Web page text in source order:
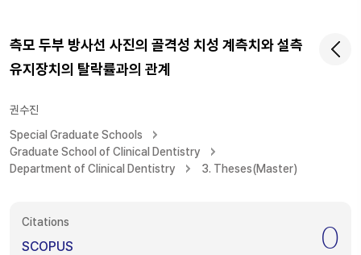
측모 두부 방사선 사진의 골격성 치성 계측치와 설측
유지장치의 탈락률과의 관계
권수진
Special Graduate Schools
Graduate School of Clinical Dentistry
Department of Clinical Dentistry
3. Theses(Master)
Citations
SCOPUS 0